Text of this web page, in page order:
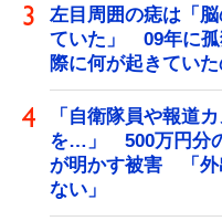
左目周囲の痣は「
ていた」 09年に孤
際に何が起きてい
「自衛隊員や報道
を…」 500万円分
が明かす被害 「外
ない」